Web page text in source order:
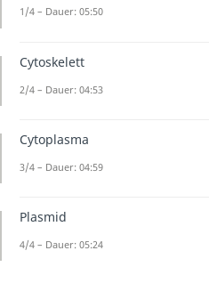
1/4 – Dauer: 05:50
Cytoskelett
2/4 – Dauer: 04:53
Cytoplasma
3/4 – Dauer: 04:59
Plasmid
4/4 – Dauer: 05:24